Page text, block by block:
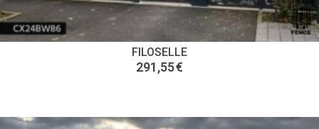
FILOSELLE
291,55€